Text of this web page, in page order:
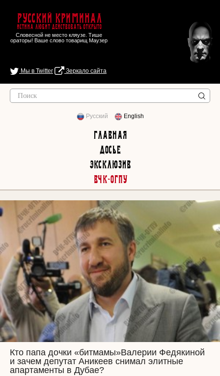
Русский Криминал
Истина любит действовать открыто
Словесной не место кляузе. Тише
ораторы! Ваше слово товарищ Маузер
Мы в Twitter Зеркало сайта
Русский English
Главная
Досье
Эксклюзив
ВЧК-ОГПУ
Кто папа дочки «битмамы»Валерии Федякиной
и зачем депутат Аникеев снимал элитные
апартаменты в Дубае?